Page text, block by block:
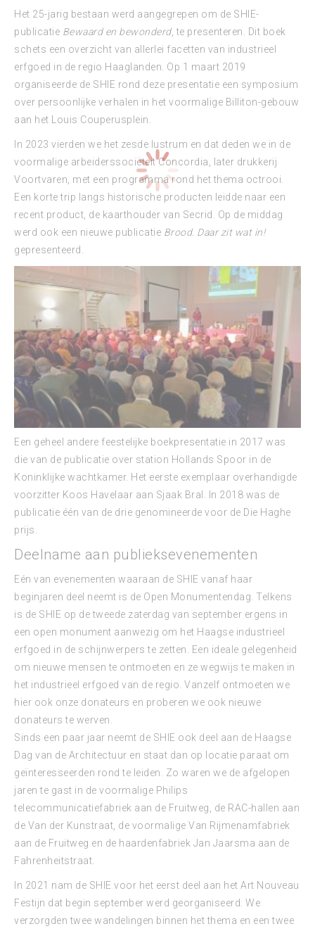
Het 25-jarig bestaan werd aangegrepen om de SHIE-
publicatie Bewaard en bewonderd, te presenteren. Dit boek
schets een overzicht van allerlei facetten van industrieel
erfgoed in de regio Haaglanden. Op 1 maart 2019
organiseerde de SHIE rond deze presentatie een symposium
over persoonlijke verhalen in het voormalige Billiton-gebouw
aan het Louis Couperusplein.
In 2023 vierden we het zesde lustrum en dat deden we in de
voormalige arbeiderssociëteit Concordia, later drukkerij
Voortvaren, met een programma rond het thema octrooi.
Een korte trip langs historische producten leidde naar een
recent product, de kaarthouder van Secrid. Op de middag
werd ook een nieuwe publicatie Brood. Daar zit wat in!
gepresenteerd.
Een geheel andere feestelijke boekpresentatie in 2017 was
die van de publicatie over station Hollands Spoor in de
Koninklijke wachtkamer. Het eerste exemplaar overhandigde
voorzitter Koos Havelaar aan Sjaak Bral. In 2018 was de
publicatie één van de drie genomineerde voor de Die Haghe
prijs.
Deelname aan publieksevenementen
Eén van evenementen waaraan de SHIE vanaf haar
beginjaren deel neemt is de Open Monumentendag. Telkens
is de SHIE op de tweede zaterdag van september ergens in
een open monument aanwezig om het Haagse industrieel
erfgoed in de schijnwerpers te zetten. Een ideale gelegenheid
om nieuwe mensen te ontmoeten en ze wegwijs te maken in
het industrieel erfgoed van de regio. Vanzelf ontmoeten we
hier ook onze donateurs en proberen we ook nieuwe
donateurs te werven.
Sinds een paar jaar neemt de SHIE ook deel aan de Haagse
Dag van de Architectuur en staat dan op locatie paraat om
geïnteresseerden rond te leiden. Zo waren we de afgelopen
jaren te gast in de voormalige Philips
telecommunicatiefabriek aan de Fruitweg, de RAC-hallen aan
de Van der Kunstraat, de voormalige Van Rijmenamfabriek
aan de Fruitweg en de haardenfabriek Jan Jaarsma aan de
Fahrenheitstraat.
In 2021 nam de SHIE voor het eerst deel aan het Art Nouveau
Festijn dat begin september werd georganiseerd. We
verzorgden twee wandelingen binnen het thema en een twee